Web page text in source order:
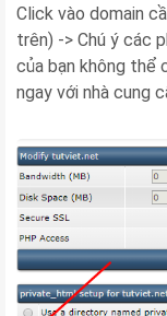
Click vào domain
trên) -> Chú ý các
của bạn không thể
ngay với nhà cung